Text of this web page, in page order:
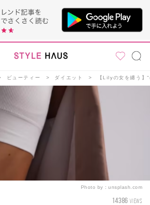
ビューティー ダイエット 【Lilyの女を纏う】
Photo by： unsplash.com
14386 VIEWS